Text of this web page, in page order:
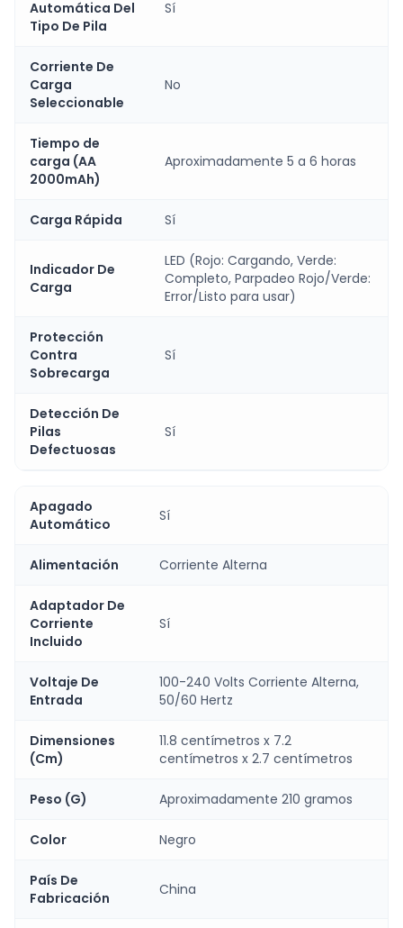
Automática Del
Tipo De Pila
Sí
Corriente De
Carga
Seleccionable
No
Tiempo de
carga (AA
2000mAh)
Aproximadamente 5 a 6 horas
Carga Rápida Sí
Indicador De
Carga
LED (Rojo: Cargando, Verde:
Completo, Parpadeo Rojo/Verde:
Error/Listo para usar)
Protección
Contra
Sobrecarga
Sí
Detección De
Pilas
Defectuosas
Sí
Apagado
Automático
Sí
Alimentación Corriente Alterna
Adaptador De
Corriente
Incluido
Sí
Voltaje De
Entrada
100-240 Volts Corriente Alterna,
50/60 Hertz
Dimensiones
(Cm)
11.8 centímetros x 7.2
centímetros x 2.7 centímetros
Peso (G) Aproximadamente 210 gramos
Color Negro
País De
Fabricación
China